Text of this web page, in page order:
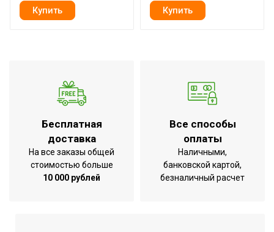
Ширина декоративной
0.95
Глубина товара
Срок службы
Ширина товара
Глубина декоративной
Эффективен для помещ.
Бесплатная
доставка
На все заказы общей
стоимостью больше
10 000 рублей
Все способы
оплаты
Наличными,
банковской картой,
безналичный расчет